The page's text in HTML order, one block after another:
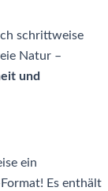
schrittweise
Natur –
und
ein
Es enthält